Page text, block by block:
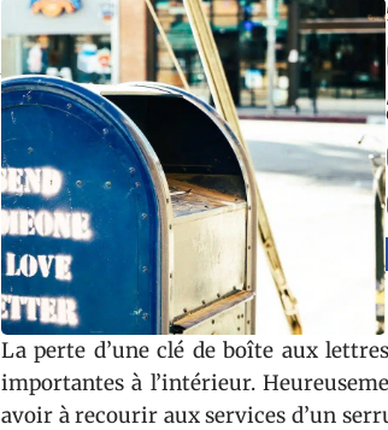
La perte d’une clé de boîte aux
importantes à l’intérieur.
avoir à recourir aux services d’un